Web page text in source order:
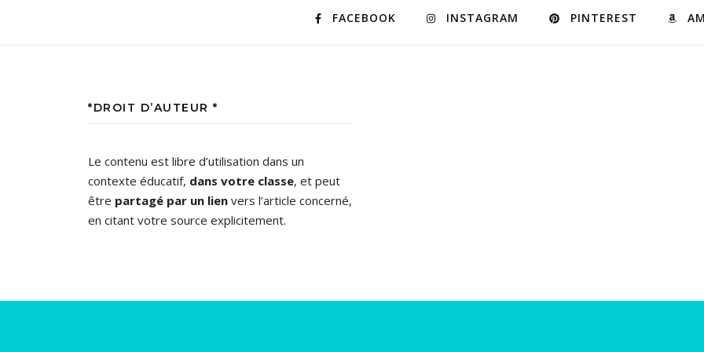
FACEBOOK INSTAGRAM PINTEREST
*DROIT D’AUTEUR *
Le contenu est libre d’utilisation dans un
contexte éducatif, dans votre classe, et peut
être partagé par un lien vers l’article concerné,
en citant votre source explicitement.